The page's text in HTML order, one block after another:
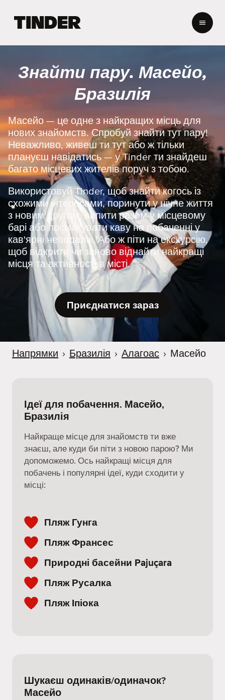
н
с
т
о
р
і
н
к
а
T
i
n
d
e
r
Знайти пару. Масейо,
Бразилія
Масейо — це одне з найкращих місць для
нових знайомств. Спробуй знайти тут пару!
Неважливо, живеш ти тут або ж тільки
плануєш навідатись — у Tinder ти знайдеш
багато місцевих жителів поруч з тобою.
Використовуй Tinder, щоб знайти когось із
схожими інтересами, поринути у нічне життя
з новим другом, випити разом у місцевому
барі або посмакувати каву на побаченні у
кав'ярні неподалік. Або ж піти на екскурсію,
щоб відкрити чи заново віднайти найкращі
місця та активності в місті.
Приєднатися зараз
Напрямки › Бразилія › Алагоас › Масейо
Ідеї для побачення. Масейо,
Бразилія
Найкраще місце для знайомств ти вже
знаєш, але куди би піти з новою парою? Ми
допоможемо. Ось найкращі місця для
побачень і популярні ідеї, куди сходити у
місці:
Пляж Гунга
Пляж Франсес
Природні басейни Pajuçara
Пляж Русалка
Пляж Іпіока
Шукаєш одинаків/одиначок?
Масейо